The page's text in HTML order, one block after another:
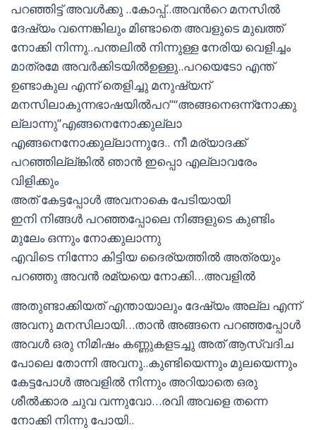
പറഞ്ഞിട്ട് അവള്‍ക്കു ..കോപ്പ്..അവന്‍റെ മനസില്‍
ദേഷ്യം വന്നെങ്കിലും മിണ്ടാതെ അവളുടെ മുഖത്ത്
നോക്കി നിന്നു..പന്തലില്‍ നിന്നുള്ള നേരിയ വെളിച്ചം
മാത്രമേ അവര്‍ക്കിടയില്‍ഉള്ളു..പറയെടോ എന്ത്
ഉണ്ടാകുല എന്ന് തെളിച്ചു മനുഷ്യന്
മനസിലാകുന്നഭാഷയില്‍പറ”“അങ്ങനെഒന്ന്നോക്കു
ല്ലാന്നു”എങ്ങനെനോക്കുല്ലാ
എങ്ങനെനോക്കുല്ലാന്നുദേ.. നീ മര്യാദക്ക്
പറഞ്ഞില്ല്ങ്കില്‍ ഞാന്‍ ഇപ്പൊ എല്ലാവരേം
വിളിക്കും
അത് കേട്ടപ്പോള്‍ അവനാകെ പേടിയായി
ഇനി നിങ്ങള്‍ പറഞ്ഞപ്പോലെ നിങ്ങളുടെ കുണ്ടിം
മുലേം ഒന്നും നോക്കുലാന്നു
എവിടെ നിന്നോ കിട്ടിയ ദൈര്യത്തില്‍ അത്രയും
പറഞ്ഞു അവന്‍ രമ്യയെ നോക്കി…അവളില്‍
അതുണ്ടാക്കിയത് എന്തായാലും ദേഷ്യം അല്ല എന്ന്
അവനു മനസിലായി…താന്‍ അങ്ങനെ പറഞ്ഞപ്പോള്‍
അവള്‍ ഒരു നിമിഷം കണ്ണുകളടച്ചു അത് ആസ്വദിച
പോലെ തോന്നി അവനു..കുണ്ടിയെന്നും മുലയെന്നും
കേട്ടപോള്‍ അവളില്‍ നിന്നും അറിയാതെ ഒരു
ശീല്‍ക്കാര ചുവ വന്നുവോ…രവി അവളെ തന്നെ
നോക്കി നിന്നു പോയി..